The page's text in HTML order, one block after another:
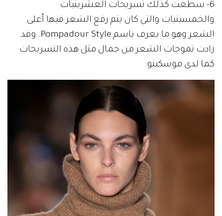
6- سطعت كذلك تسريحات العشرينيات
والخمسينيات والتي كان يتم رفع الشعر فيها أعلى
الشعر وهو ما يعرف باسم Pompadour Style. وقد
زادت تموجات الشعر من جمال مثل هذه التسريحات
كما لدى موسكينو.